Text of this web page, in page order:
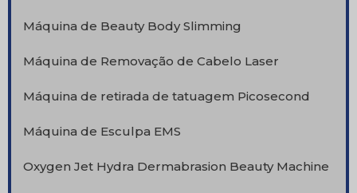
Máquina de Beauty Body Slimming
Máquina de Removação de Cabelo Laser
Máquina de retirada de tatuagem Picosecond
Máquina de Esculpa EMS
Oxygen Jet Hydra Dermabrasion Beauty Machine